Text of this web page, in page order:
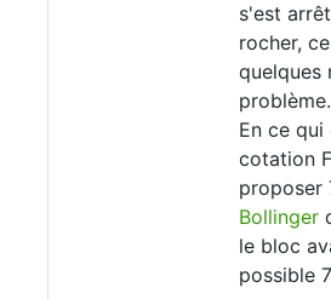
s'est
rocher,
quelques
problème.
En ce qui
cotation
proposer
Bollinger
le bloc
possible